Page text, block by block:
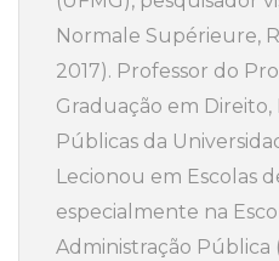
Normale Supérieure,
2017). Professor do
Graduação em
Públicas da
Lecionou em Escolas
especialmente na
Administração Pública